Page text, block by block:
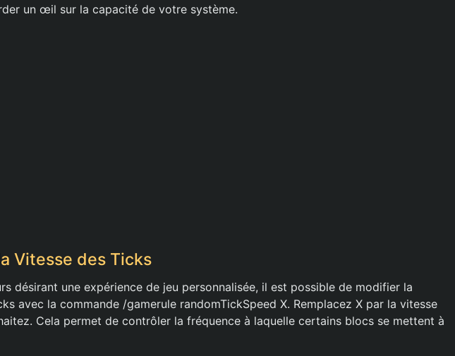
un œil sur la capacité de votre système.
Vitesse des Ticks
désirant une expérience de jeu personnalisée, il est possible de modifier la
avec la commande /gamerule randomTickSpeed X. Remplacez X par la vitesse
Cela permet de contrôler la fréquence à laquelle certains blocs se mettent à